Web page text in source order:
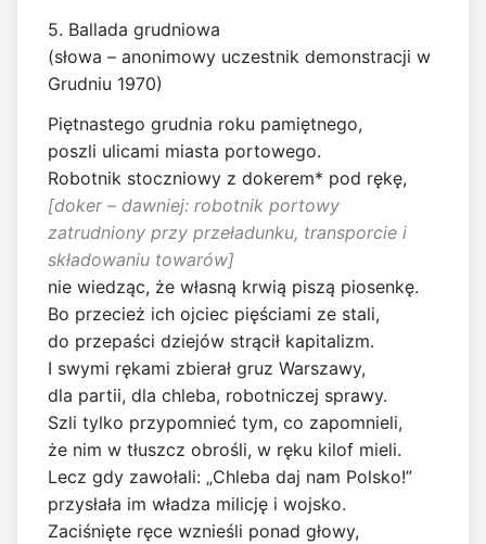
5. Ballada grudniowa
(słowa – anonimowy uczestnik demonstracji w
Grudniu 1970)
Piętnastego grudnia roku pamiętnego,
poszli ulicami miasta portowego.
Robotnik stoczniowy z dokerem* pod rękę,
[doker – dawniej: robotnik portowy
zatrudniony przy przeładunku, transporcie i
składowaniu towarów]
nie wiedząc, że własną krwią piszą piosenkę.
Bo przecież ich ojciec pięściami ze stali,
do przepaści dziejów strącił kapitalizm.
I swymi rękami zbierał gruz Warszawy,
dla partii, dla chleba, robotniczej sprawy.
Szli tylko przypomnieć tym, co zapomnieli,
że nim w tłuszcz obrośli, w ręku kilof mieli.
Lecz gdy zawołali: „Chleba daj nam Polsko!”
przysłała im władza milicję i wojsko.
Zaciśnięte ręce wznieśli ponad głowy,